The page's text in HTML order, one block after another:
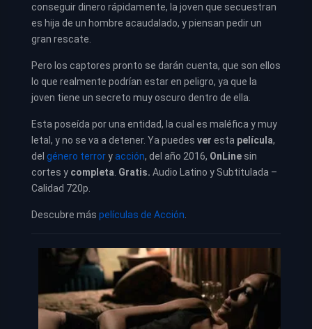
conseguir dinero rápidamente, la joven que secuestran
es hija de un hombre acaudalado, y piensan pedir un
gran rescate.
Pero los captores pronto se darán cuenta, que son ellos
lo que realmente podrían estar en peligro, ya que la
joven tiene un secreto muy oscuro dentro de ella.
Esta poseída por una entidad, la cual es maléfica y muy
letal, y no se va a detener. Ya puedes ver esta película,
del género terroryacción, del año 2016, OnLine sin
cortes y completa Gratis. Audio Latino y Subtitulada –
Calidad 720p.
Descubre más películas de Acción